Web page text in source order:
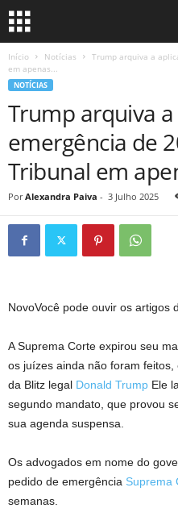
Início Notícias
Trump arquiva a
em apenas...
NOTÍCIAS
Trump arquiva
emergência de
Tribunal em
Por Alexandra Paiva - 3 Julho 2025
NovoVocê pode ouvir os artigos
A Suprema Corte expirou seu
os juízes ainda não foram
da Blitz legal Donald Trump Ele
segundo mandato, que provou
sua agenda suspensa.
Os advogados em nome do
pedido de emergência Suprema
semanas.